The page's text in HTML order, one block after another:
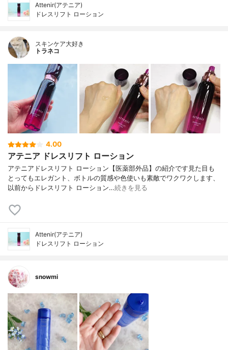
Attenir(アテニア)
ドレスリフト ローション
スキンケア大好き
トラネコ
4.00
アテニア ドレスリフト ローション
アテニアドレスリフト ローション【医薬部外品】の紹介です見た目も
とってもエレガント、ボトルの質感や色使いも素敵でワクワクします、
以前からドレスリフト ローション…続きを見る
Attenir(アテニア)
ドレスリフト ローション
snowmi